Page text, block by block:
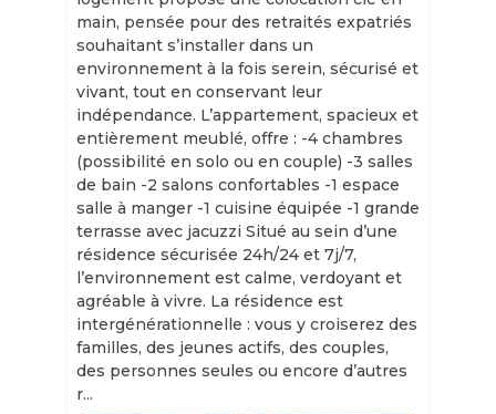
main, pensée pour des retraités expatriés
souhaitant s’installer dans un
environnement à la fois serein, sécurisé et
vivant, tout en conservant leur
indépendance. L’appartement, spacieux et
entièrement meublé, offre : -4 chambres
(possibilité en solo ou en couple) -3 salles
de bain -2 salons confortables -1 espace
salle à manger -1 cuisine équipée -1 grande
terrasse avec jacuzzi Situé au sein d’une
résidence sécurisée 24h/24 et 7j/7,
l’environnement est calme, verdoyant et
agréable à vivre. La résidence est
intergénérationnelle : vous y croiserez des
familles, des jeunes actifs, des couples,
des personnes seules ou encore d’autres
r...